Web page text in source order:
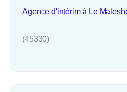
Agence d'intérim à Le
(45330)